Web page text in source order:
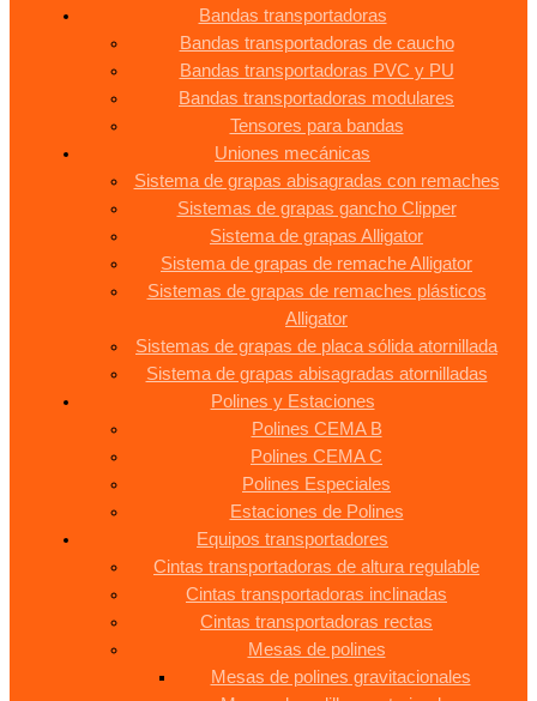
Bandas transportadoras
Bandas transportadoras de caucho
Bandas transportadoras PVC y PU
Bandas transportadoras modulares
Tensores para bandas
Uniones mecánicas
Sistema de grapas abisagradas con remaches
Sistemas de grapas gancho Clipper
Sistema de grapas Alligator
Sistema de grapas de remache Alligator
Sistemas de grapas de remaches plásticos
Alligator
Sistemas de grapas de placa sólida atornillada
Sistema de grapas abisagradas atornilladas
Polines y Estaciones
Polines CEMA B
Polines CEMA C
Polines Especiales
Estaciones de Polines
Equipos transportadores
Cintas transportadoras de altura regulable
Cintas transportadoras inclinadas
Cintas transportadoras rectas
Mesas de polines
Mesas de polines gravitacionales